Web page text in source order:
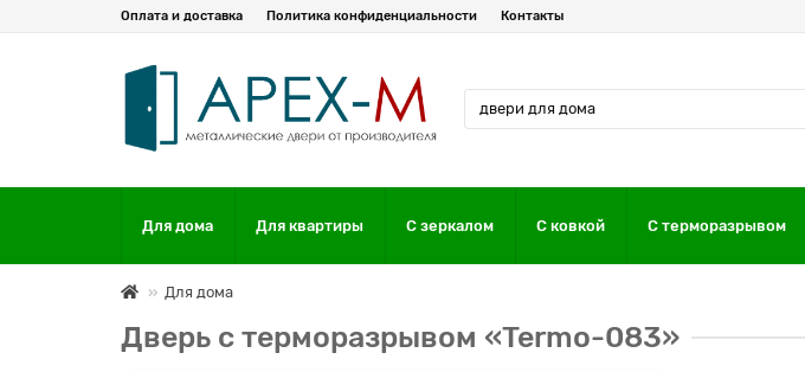
Оплата и доставка Политика конфиденциальности Контакты
Для дома Для квартиры С зеркалом С ковкой С терморазрывом
Для дома
Дверь с терморазрывом «Termo-083»